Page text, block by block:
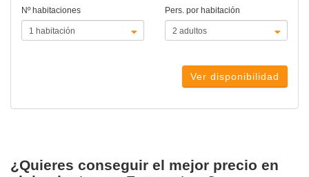
Nº habitaciones Pers. por habitación
Ver disponibilidad
¿Quieres conseguir el mejor precio en